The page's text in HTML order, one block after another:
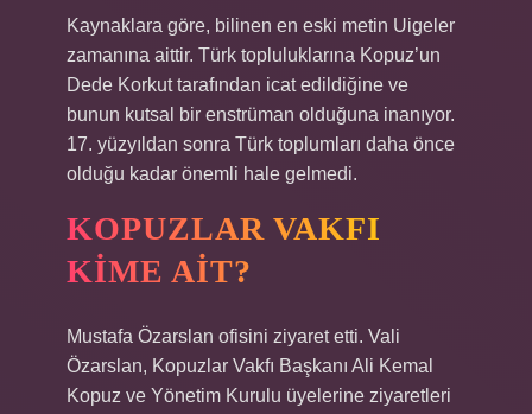
Kaynaklara göre, bilinen en eski metin Uigeler
zamanına aittir. Türk topluluklarına Kopuz’un
Dede Korkut tarafından icat edildiğine ve
bunun kutsal bir enstrüman olduğuna inanıyor.
17. yüzyıldan sonra Türk toplumları daha önce
olduğu kadar önemli hale gelmedi.
KOPUZLAR VAKFI
KIME AIT?
Mustafa Özarslan ofisini ziyaret etti. Vali
Özarslan, Kopuzlar Vakfı Başkanı Ali Kemal
Kopuz ve Yönetim Kurulu üyelerine ziyaretleri